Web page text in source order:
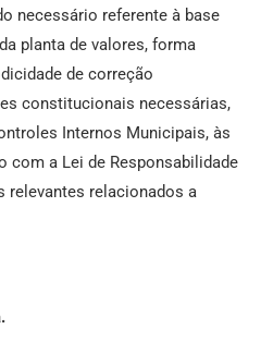
necessário referente à base
planta de valores, forma
de correção
constitucionais necessárias,
Internos Municipais, às
com a Lei de Responsabilidade
relevantes relacionados a